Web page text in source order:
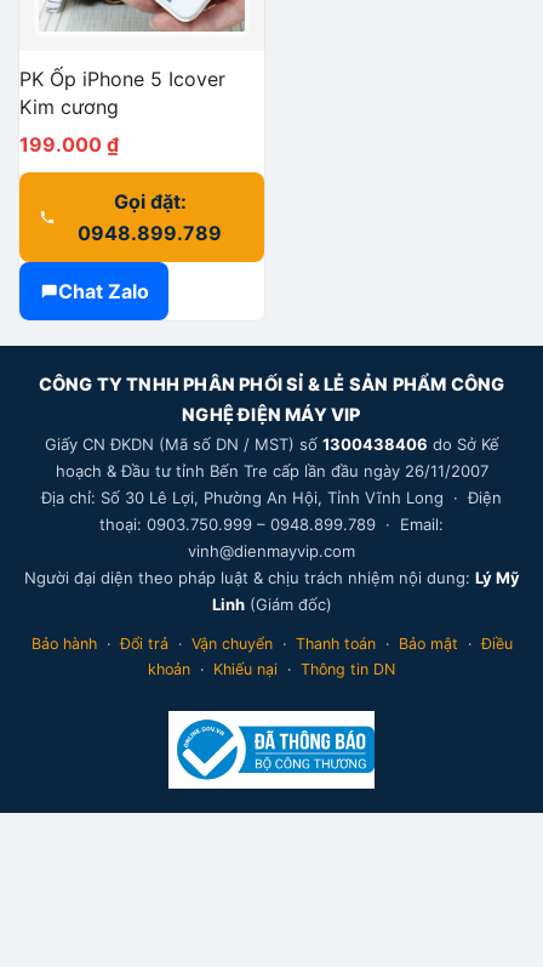
PK Ốp iPhone 5 Icover
Kim cương
199.000 ₫
Gọi đặt:
0948.899.789
Chat Zalo
CÔNG TY TNHH PHÂN PHỐI SỈ & LẺ SẢN PHẨM CÔNG
NGHỆ ĐIỆN MÁY VIP
Giấy CN ĐKDN (Mã số DN / MST) số 1300438406 do Sở Kế
hoạch & Đầu tư tỉnh Bến Tre cấp lần đầu ngày 26/11/2007
Địa chỉ: Số 30 Lê Lợi, Phường An Hội, Tỉnh Vĩnh Long · Điện
thoại: 0903.750.999 – 0948.899.789 · Email:
vinh@dienmayvip.com
Người đại diện theo pháp luật & chịu trách nhiệm nội dung: Lý Mỹ
Linh(Giám đốc)
Bảo hành·Đổi trả · Vận chuyển· Thanh toán· Bảo mật ·Điều
khoản · Khiếu nại · Thông tin DN